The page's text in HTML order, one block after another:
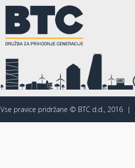
Vse pravice pridržane © BTC d.d., 2016 |